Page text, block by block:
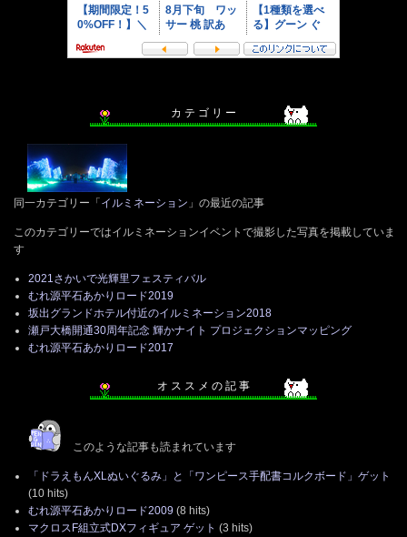
カ テ ゴ リ ー
同一カテゴリー「イルミネーション 」の最近の記事
このカテゴリーではイルミネーションイベントで撮影した写真を掲載していま
す
2021さかいで光輝里フェスティバル
むれ源平石あかりロード2019
坂出グランドホテル付近のイルミネーション2018
瀬戸大橋開通30周年記念 輝かナイト プロジェクションマッピング
むれ源平石あかりロード2017
オ ス ス メ の 記 事
このような記事も読まれています
「ドラえもんXLぬいぐるみ」と「ワンピース手配書コルクボード」ゲット
(10 hits)
むれ源平石あかりロード2009 (8 hits)
マクロスF組立式DXフィギュア ゲット (3 hits)